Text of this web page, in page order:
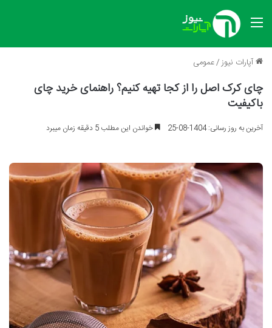
منو
آپارات نیوز/عمومی
چای کرک اصل را از کجا تهیه کنیم؟ راهنمای خرید چای
باکیفیت
آخرین به روز رسانی: 1404-08-25 خواندن این مطلب 5 دقیقه زمان میبرد